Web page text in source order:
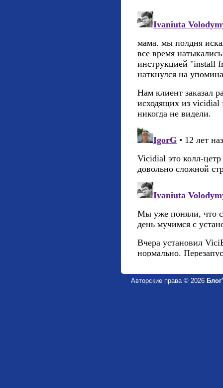
Авторские права © 2026